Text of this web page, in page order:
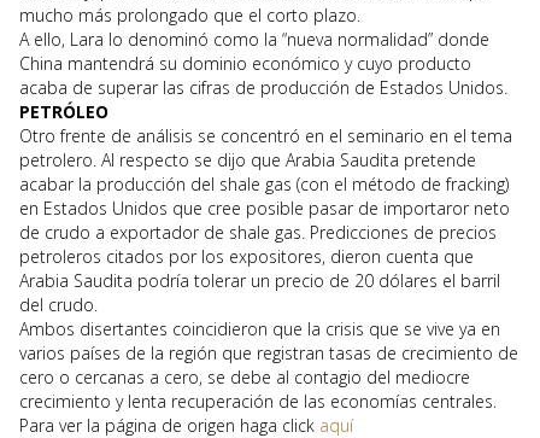
mucho más prolongado que el corto plazo.
A ello, Lara lo denominó como la “nueva normalidad” donde
China mantendrá su dominio económico y cuyo producto
acaba de superar las cifras de producción de Estados Unidos.
PETRÓLEO
Otro frente de análisis se concentró en el seminario en el tema
petrolero. Al respecto se dijo que Arabia Saudita pretende
acabar la producción del shale gas (con el método de fracking)
en Estados Unidos que cree posible pasar de importaror neto
de crudo a exportador de shale gas. Predicciones de precios
petroleros citados por los expositores, dieron cuenta que
Arabia Saudita podría tolerar un precio de 20 dólares el barril
del crudo.
Ambos disertantes coincidieron que la crisis que se vive ya en
varios países de la región que registran tasas de crecimiento de
cero o cercanas a cero, se debe al contagio del mediocre
crecimiento y lenta recuperación de las economías centrales.
Para ver la página de origen haga click aquí